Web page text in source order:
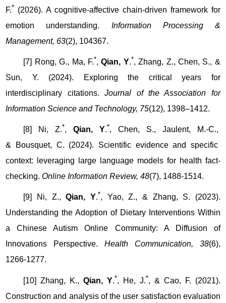
F.* (2026). A cognitive-affective chain-driven framework for
emotion understanding. Information Processing &
Management, 63(2), 104367.
[7] Rong, G., Ma, F.*,Qian, Y.*, Zhang, Z., Chen, S., &
Sun, Y. (2024). Exploring the critical years for
interdisciplinary citations.Journal of the Association for
Information Science and Technology, 75(12), 1398–1412.
[8] Ni, Z.*,Qian, Y.*, Chen, S., Jaulent, M.-C.,
& Bousquet, C. (2024). Scientific evidence and specific
context: leveraging large language models for health fact-
checking.Online Information Review, 48(7), 1488-1514.
[9] Ni, Z.,Qian, Y.*, Yao, Z., & Zhang, S. (2023).
Understanding the Adoption of Dietary Interventions Within
a Chinese Autism Online Community: A Diffusion of
Innovations Perspective. Health Communication, 38(6),
1266-1277.
[10] Zhang, K.,Qian, Y.*, He, J.*, & Cao, F. (2021).
Construction and analysis of the user satisfaction evaluation